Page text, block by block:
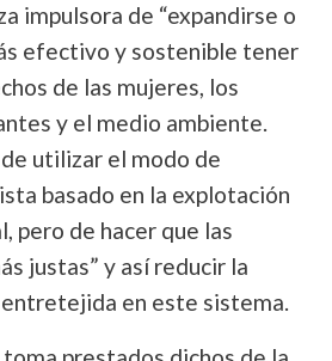
impulsora de “expandirse o
efectivo y sostenible tener
de las mujeres, los
y el medio ambiente.
utilizar el modo de
basado en la explotación
pero de hacer que las
justas” y así reducir la
en este sistema.